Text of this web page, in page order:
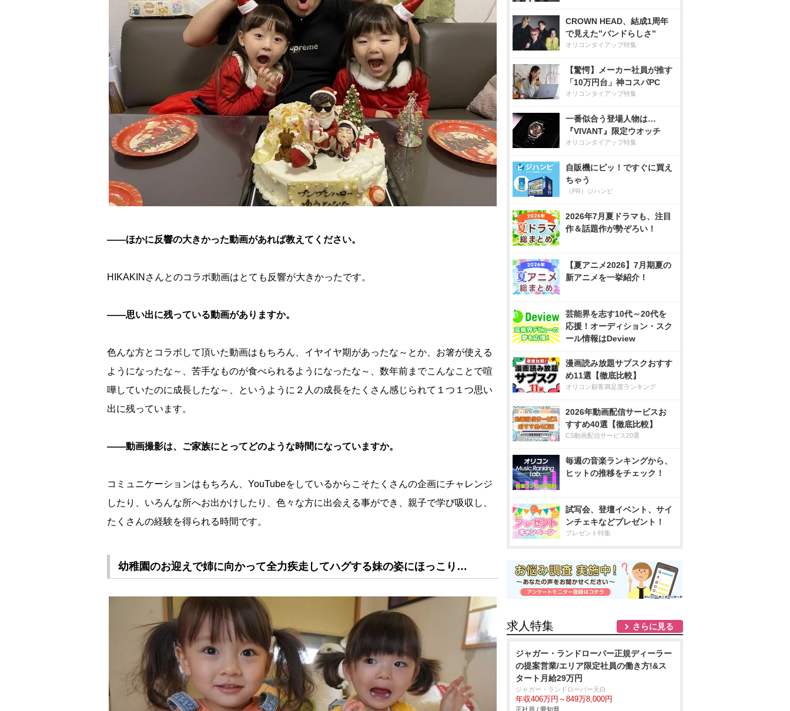
――ほかに反響の大きかった動画があれば教えてください。
HIKAKINさんとのコラボ動画はとても反響が大きかったです。
――思い出に残っている動画がありますか。
色んな方とコラボして頂いた動画はもちろん、イヤイヤ期があったな～とか、お箸が使える
ようになったな～、苦手なものが食べられるようになったな～、数年前までこんなことで喧
嘩していたのに成長したな～、というように２人の成長をたくさん感じられて１つ１つ思い
出に残っています。
――動画撮影は、ご家族にとってどのような時間になっていますか。
コミュニケーションはもちろん、YouTubeをしているからこそたくさんの企画にチャレンジ
したり、いろんな所へお出かけしたり、色々な方に出会える事ができ、親子で学び吸収し、
たくさんの経験を得られる時間です。
幼稚園のお迎えで姉に向かって全力疾走してハグする妹の姿にほっこり…
CROWN HEAD、結成1周年
で見えた”バンドらしさ”
オリコンタイアップ特集
【驚愕】メーカー社員が推す
「10万円台」神コスパPC
オリコンタイアップ特集
一番似合う登場人物は…
『VIVANT』限定ウオッチ
オリコンタイアップ特集
自販機にピッ！ですぐに買え
ちゃう
（PR）ジハンピ
2026年7月夏ドラマも、注目
作＆話題作が勢ぞろい！
【夏アニメ2026】7月期夏の
新アニメを一挙紹介！
芸能界を志す10代～20代を
応援！オーディション・スク
ール情報はDeview
漫画読み放題サブスクおすす
め11選【徹底比較】
オリコン顧客満足度ランキング
2026年動画配信サービスお
すすめ40選【徹底比較】
CS動画配信サービス20選
毎週の音楽ランキングから、
ヒットの推移をチェック！
試写会、登壇イベント、サイ
ンチェキなどプレゼント！
プレゼント特集
求人特集 さらに見る
ジャガー・ランドローバー正規ディーラー
の提案営業/エリア限定社員の働き方!&ス
タート月給29万円
ジャガー・ランドローバー天白
年収406万円～849万8,000円
正社員 / 愛知県